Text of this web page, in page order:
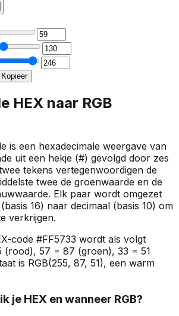
Kopieer
HEX naar RGB
is een hexadecimale weergave van
uit een hekje (#) gevolgd door zes
tekens vertegenwoordigen de
twee de groenwaarde en de
Elk paar wordt omgezet
16) naar decimaal (basis 10) om
verkrijgen.
code #FF5733 wordt als volgt
(rood), 57 = 87 (groen), 33 = 51
is RGB(255, 87, 51), een warm
je HEX en wanneer RGB?